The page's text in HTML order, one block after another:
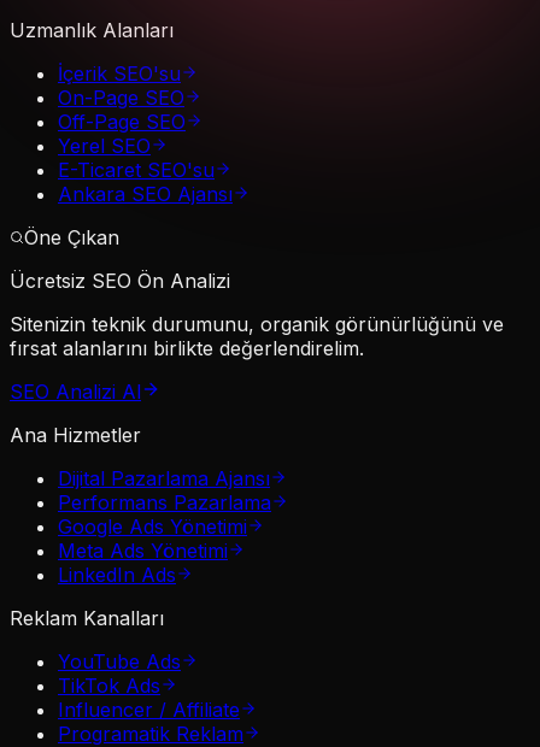
Uzmanlık Alanları
İçerik SEO'su
On-Page SEO
Off-Page SEO
Yerel SEO
E-Ticaret SEO'su
Ankara SEO Ajansı
Öne Çıkan
Ücretsiz SEO Ön Analizi
Sitenizin teknik durumunu, organik görünürlüğünü ve
fırsat alanlarını birlikte değerlendirelim.
SEO Analizi Al
Ana Hizmetler
Dijital Pazarlama Ajansı
Performans Pazarlama
Google Ads Yönetimi
Meta Ads Yönetimi
LinkedIn Ads
Reklam Kanalları
YouTube Ads
TikTok Ads
Influencer / Affiliate
Programatik Reklam